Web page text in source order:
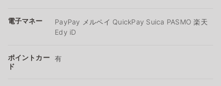
電子マネー
PayPay メルペイ QuickPay Suica PASMO 楽天
Edy iD
ポイントカー
ド
有